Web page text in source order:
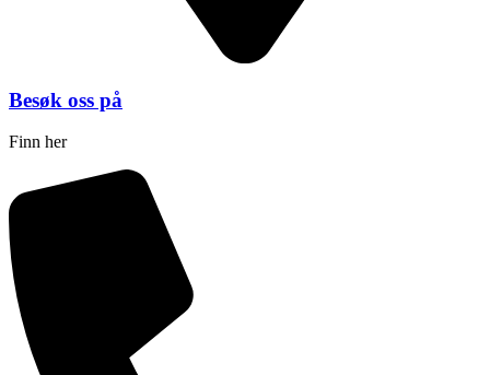
Besøk oss på
Finn her